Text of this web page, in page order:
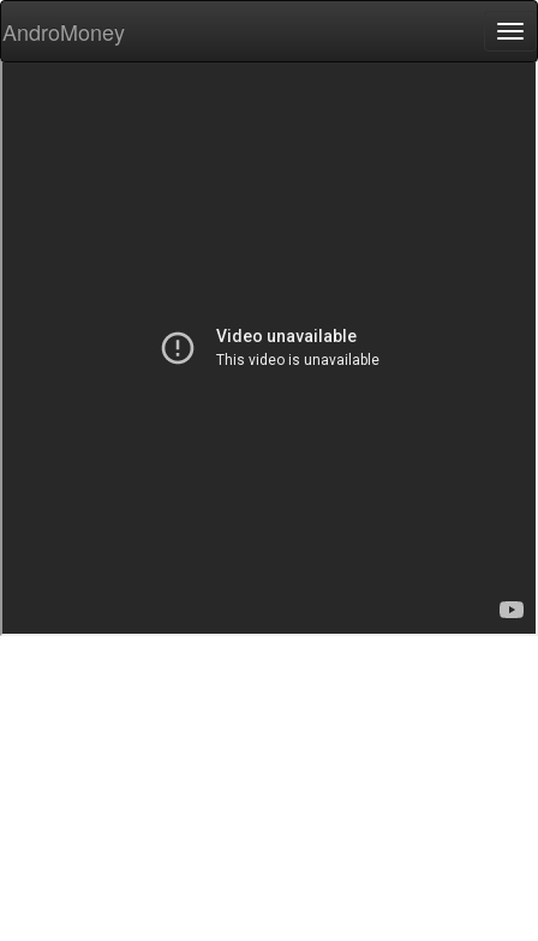
AndroMoney